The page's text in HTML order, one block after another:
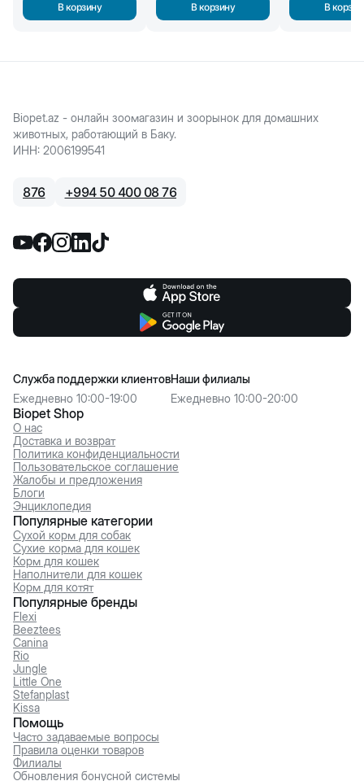
В корзину В корзину В
Biopet.az - онлайн зоомагазин и зоорынок для домашних
животных, работающий в Баку.
ИНН: 2006199541
876 +994 50 400 08 76
Biopet Shop
О нас
Доставка и возврат
Политика конфиденциальности
Пользовательское соглашение
Жалобы и предложения
Блоги
Энциклопедия
Служба поддержки клиентов
Ежедневно 10:00-19:00
Наши филиалы
Ежедневно 10:00-20:00
Популярные категории
Сухой корм для собак
Сухие корма для кошек
Корм для кошек
Наполнители для кошек
Корм для котят
Популярные бренды
Flexi
Beeztees
Canina
Rio
Jungle
Little One
Stefanplast
Kissa
Помощь
Часто задаваемые вопросы
Правила оценки товаров
Филиалы
Обновления бонусной системы